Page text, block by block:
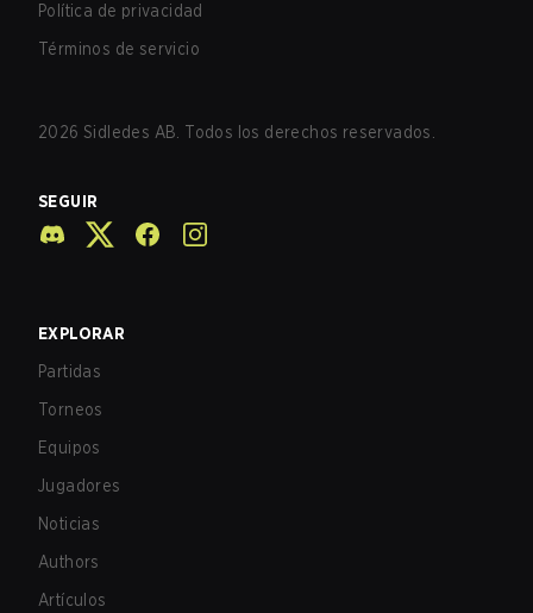
Política de privacidad
Términos de servicio
2026 Sidledes AB. Todos los derechos reservados.
SEGUIR
EXPLORAR
Partidas
Torneos
Equipos
Jugadores
Noticias
Authors
Artículos